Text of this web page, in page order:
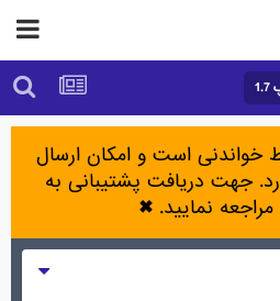
است و امکان ارسال
جهت دریافت پشتیبانی به
نمایید. ✖